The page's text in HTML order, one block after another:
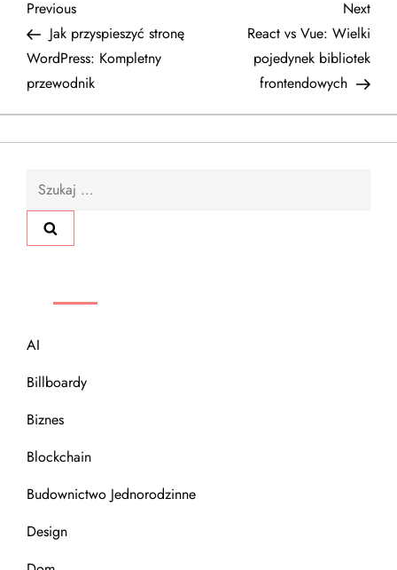
N
a
w
i
g
a
a
w
p
i
s
u
Previous
Post
Previous
Jak przyspieszyć stronę
WordPress: Kompletny
przewodnik
Next
Next
React vs Vue: Wielki
pojedynek bibliotek
frontendowych
Szukaj:
AI
Billboardy
Biznes
Blockchain
Budownictwo Jednorodzinne
Design